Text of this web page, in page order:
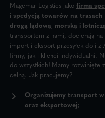
Magemar Logistics jako firma
i spedycją towarów na trasach
drogą lądową, morską i lotniczą
transportem z nami, docierają na
import i eksport przesyłek do i z
firmy, jak i klienci indywidualni.
do wszystkich! Mamy rozwinięte
celną. Jak pracujemy?
Organizujemy transport
oraz eksportowej;